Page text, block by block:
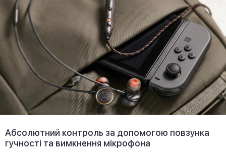
Абсолютний контроль за допомогою повзунка
гучності та вимкнення мікрофона